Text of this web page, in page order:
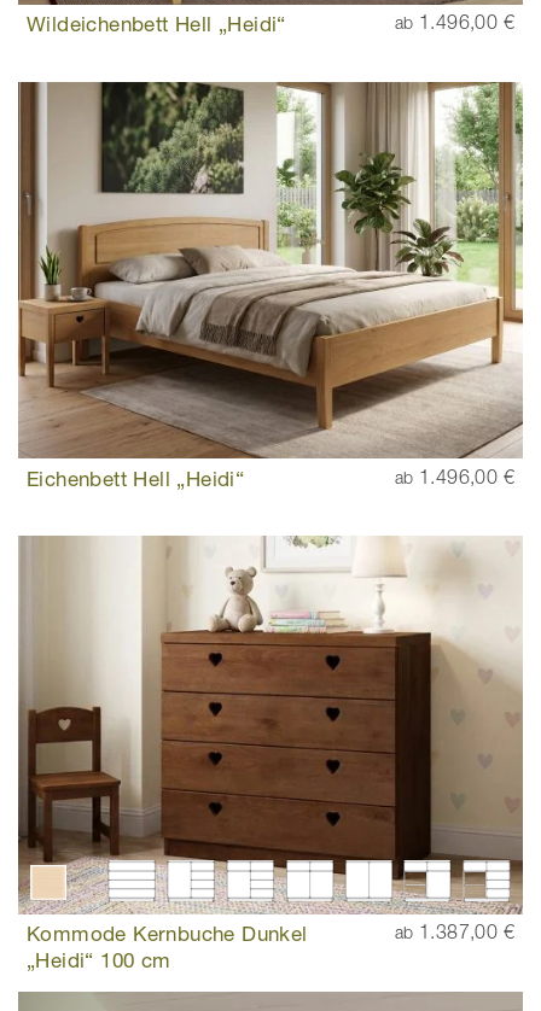
Wildeichenbett Hell „Heidi“ ab 1.496,00 €
Eichenbett Hell „Heidi“ ab 1.496,00 €
Kommode Kernbuche Dunkel
„Heidi“ 100 cm
ab 1.387,00 €